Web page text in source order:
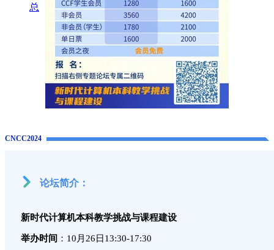
总
CNCC2024
论坛简介：
新时代计算机本科教学挑战与课程建设
举办时间 ：10月26日13:30-17:30